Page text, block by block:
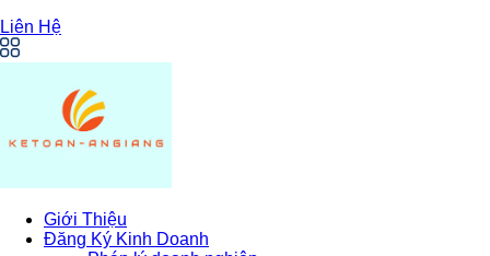
Liên Hệ
Giới Thiệu
Đăng Ký Kinh Doanh